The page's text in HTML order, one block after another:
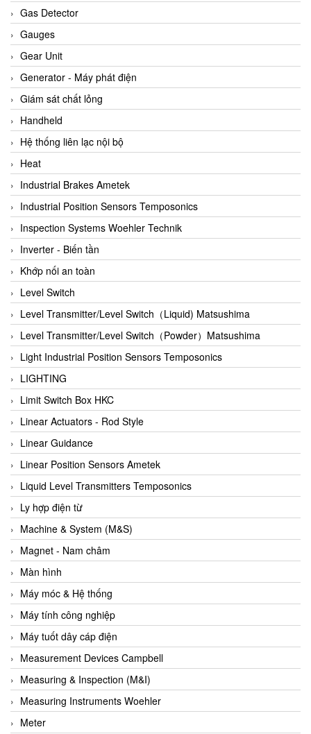
ARCA Regler
Arcos Hydraulik
Ardetem-Sfere-Vietnam
Argal
AS ENERGI
ASCO CO2
Asker
AT2E
ATC Pneumatic
ATEX System
ATI - IA
ATI (Analytical Technology Inc)
Atos
Atrax
Auma
Autec
Auto Flow
Automatic valve
Aventics
Avproglobal
Axiomtek
AZBIL
B&C Electronics
B&R
Babcok wilcox
Baelz Automatic Vietnam
Bahr Modultechnik Vietnam
Balluff
BamBo Vietnam
Barel Vietnam
Barksdale
Bartec
Basco
Baumer
Gas Detector
Gauges
Gear Unit
Generator - Máy phát điện
Giám sát chất lỏng
Handheld
Hệ thống liên lạc nội bộ
Heat
Industrial Brakes Ametek
Industrial Position Sensors Temposonics
Inspection Systems Woehler Technik
Inverter - Biến tần
Khớp nối an toàn
Level Switch
Level Transmitter/Level Switch（Liquid) Matsushima
Level Transmitter/Level Switch（Powder）Matsushima
Light Industrial Position Sensors Temposonics
LIGHTING
Limit Switch Box HKC
Linear Actuators - Rod Style
Linear Guidance
Linear Position Sensors Ametek
Liquid Level Transmitters Temposonics
Ly hợp điện từ
Machine & System (M&S)
Magnet - Nam châm
Màn hình
Máy móc & Hệ thống
Máy tính công nghiệp
Máy tuốt dây cáp điện
Measurement Devices Campbell
Measuring & Inspection (M&I)
Measuring Instruments Woehler
Meter